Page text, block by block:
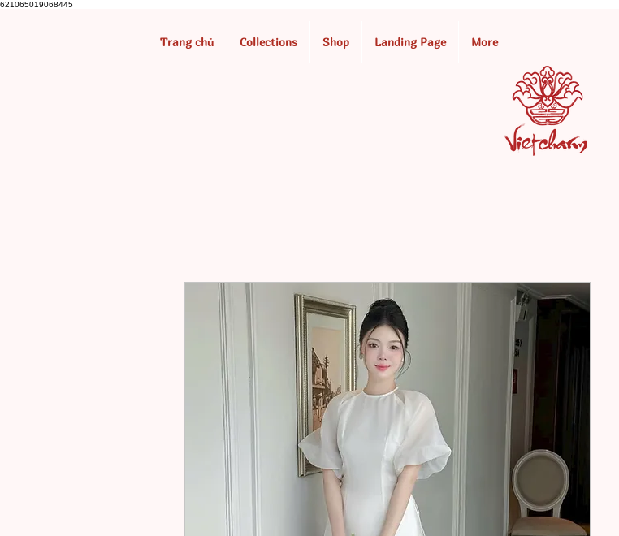
621065019068445
Trang chủ Collections Shop Landing Page More